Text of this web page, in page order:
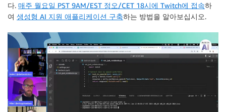
다. 매주 월요일 PST 9AM/EST 정오/CET 18시에 Twitch에 접속하
여 생성형 AI 지원 애플리케이션 구축하는 방법을 알아보십시오.